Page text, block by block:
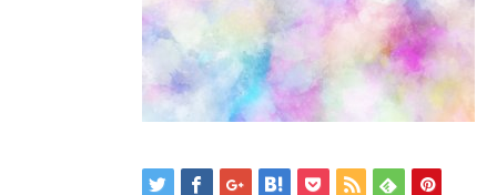
佐野市の交通事故治療 整骨院